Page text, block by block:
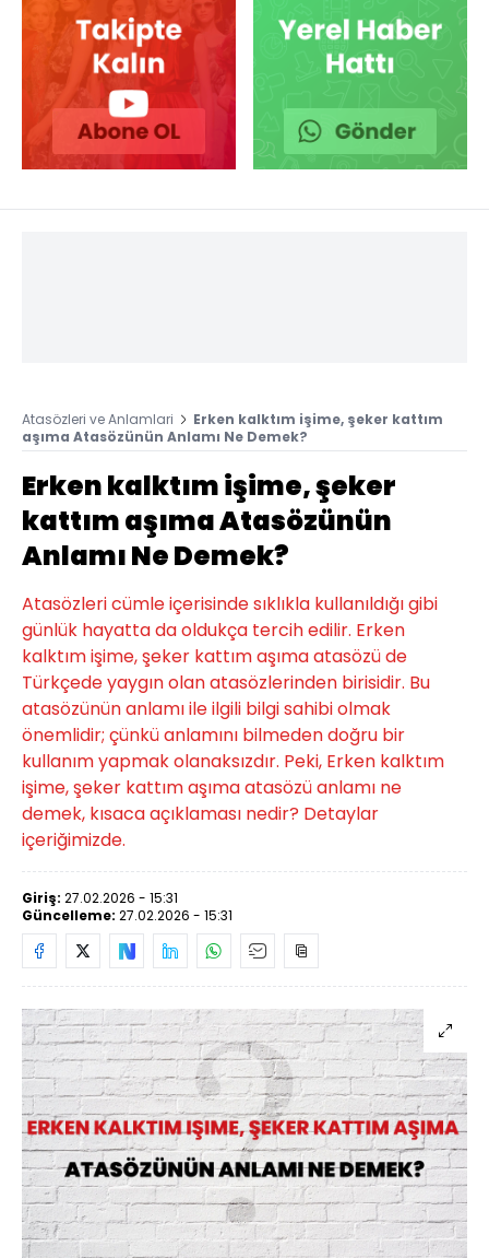
Atasözleri ve Anlamlari
Erken kalktım işime, şeker kattım
aşıma Atasözünün Anlamı Ne Demek?
Erken kalktım işime, şeker
kattım aşıma Atasözünün
Anlamı Ne Demek?
Atasözleri cümle içerisinde sıklıkla kullanıldığı gibi
günlük hayatta da oldukça tercih edilir. Erken
kalktım işime, şeker kattım aşıma atasözü de
Türkçede yaygın olan atasözlerinden birisidir. Bu
atasözünün anlamı ile ilgili bilgi sahibi olmak
önemlidir; çünkü anlamını bilmeden doğru bir
kullanım yapmak olanaksızdır. Peki, Erken kalktım
işime, şeker kattım aşıma atasözü anlamı ne
demek, kısaca açıklaması nedir? Detaylar
içeriğimizde.
Giriş: 27.02.2026 - 15:31
Güncelleme: 27.02.2026 - 15:31